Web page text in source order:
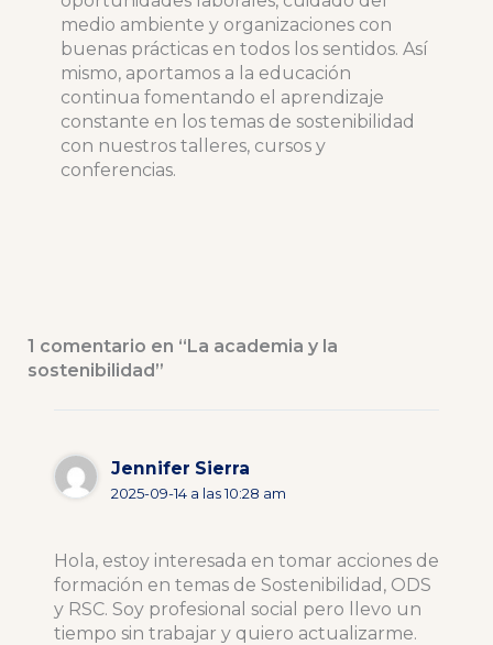
medio ambiente y organizaciones con
buenas prácticas en todos los sentidos. Así
mismo, aportamos a la educación
continua fomentando el aprendizaje
constante en los temas de sostenibilidad
con nuestros talleres, cursos y
conferencias.
1 comentario en “La academia y la
sostenibilidad”
Jennifer Sierra
2025-09-14 a las 10:28 am
Hola, estoy interesada en tomar acciones de
formación en temas de Sostenibilidad, ODS
y RSC. Soy profesional social pero llevo un
tiempo sin trabajar y quiero actualizarme.